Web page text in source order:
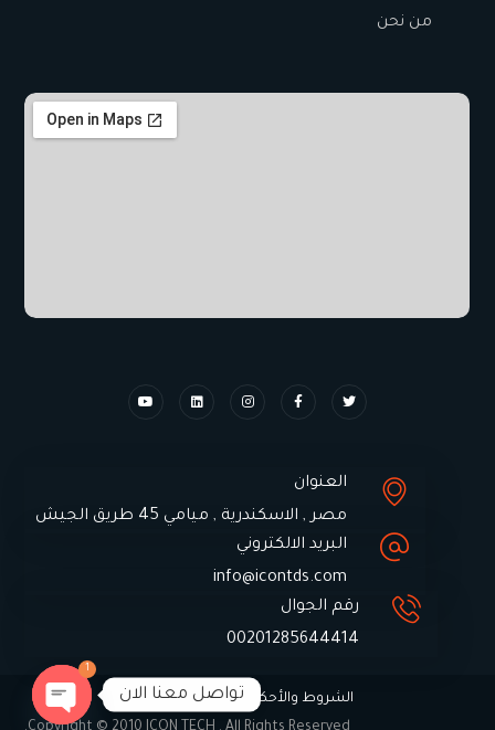
من نحن
العنوان
مصر , الاسكندرية , ميامي 45 طريق الجيش
البريد الالكتروني
info@icontds.com
رقم الجوال
00201285644414
الشروط والأحكام لشركة ايكون تك
تواصل معنا الان
1